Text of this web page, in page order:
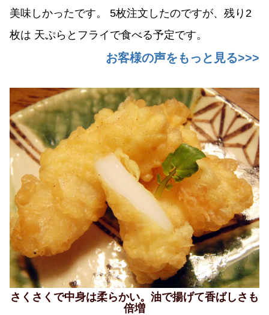
美味しかったです。 5枚注文したのですが、残り2
枚は 天ぷらとフライで食べる予定です。
お客様の声をもっと見る>>>
さくさくで中身は柔らかい。油で揚げて香ばしさも
倍増